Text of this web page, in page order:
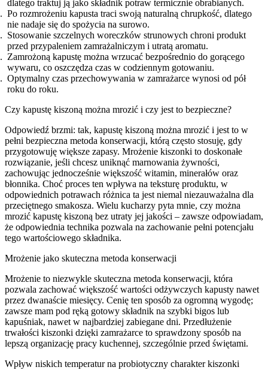
dlatego traktuj ją jako składnik potraw termicznie obrabianych.
Po rozmrożeniu kapusta traci swoją naturalną chrupkość, dlatego
nie nadaje się do spożycia na surowo.
Stosowanie szczelnych woreczków strunowych chroni produkt
przed przypaleniem zamrażalniczym i utratą aromatu.
Zamrożoną kapustę można wrzucać bezpośrednio do gorącego
wywaru, co oszczędza czas w codziennym gotowaniu.
Optymalny czas przechowywania w zamrażarce wynosi od pół
roku do roku.
Czy kapustę kiszoną można mrozić i czy jest to bezpieczne?
Odpowiedź brzmi: tak, kapustę kiszoną można mrozić i jest to w
pełni bezpieczna metoda konserwacji, którą często stosuję, gdy
przygotowuję większe zapasy. Mrożenie kiszonki to doskonałe
rozwiązanie, jeśli chcesz uniknąć marnowania żywności,
zachowując jednocześnie większość witamin, minerałów oraz
błonnika. Choć proces ten wpływa na teksturę produktu, w
odpowiednich potrawach różnica ta jest niemal niezauważalna dla
przeciętnego smakosza. Wielu kucharzy pyta mnie, czy można
mrozić kapustę kiszoną bez utraty jej jakości – zawsze odpowiadam,
że odpowiednia technika pozwala na zachowanie pełni potencjału
tego wartościowego składnika.
Mrożenie jako skuteczna metoda konserwacji
Mrożenie to niezwykle skuteczna metoda konserwacji, która
pozwala zachować większość wartości odżywczych kapusty nawet
przez dwanaście miesięcy. Cenię ten sposób za ogromną wygodę;
zawsze mam pod ręką gotowy składnik na szybki bigos lub
kapuśniak, nawet w najbardziej zabiegane dni. Przedłużenie
trwałości kiszonki dzięki zamrażarce to sprawdzony sposób na
lepszą organizację pracy kuchennej, szczególnie przed świętami.
Wpływ niskich temperatur na probiotyczny charakter kiszonki